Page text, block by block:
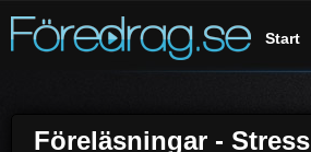
Start
Föreläsningar - Stress